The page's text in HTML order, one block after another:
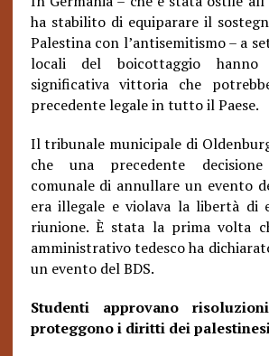
ha stabilito di equiparare il
Palestina con l’antisemitismo – a
locali del boicottaggio
significativa vittoria che
precedente legale in tutto il Paese.
Il tribunale municipale di
che una precedente
comunale di annullare un evento
era illegale e violava la libertà di
riunione. È stata la prima volta
amministrativo tedesco ha
un evento del BDS.
Studenti approvano
proteggono i diritti dei